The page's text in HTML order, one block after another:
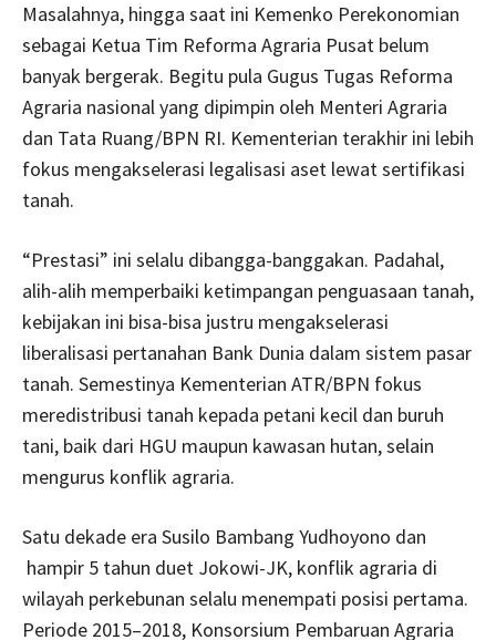
Masalahnya, hingga saat ini Kemenko Perekonomian
sebagai Ketua Tim Reforma Agraria Pusat belum
banyak bergerak. Begitu pula Gugus Tugas Reforma
Agraria nasional yang dipimpin oleh Menteri Agraria
dan Tata Ruang/BPN RI. Kementerian terakhir ini lebih
fokus mengakselerasi legalisasi aset lewat sertifikasi
tanah.
“Prestasi” ini selalu dibangga-banggakan. Padahal,
alih-alih memperbaiki ketimpangan penguasaan tanah,
kebijakan ini bisa-bisa justru mengakselerasi
liberalisasi pertanahan Bank Dunia dalam sistem pasar
tanah. Semestinya Kementerian ATR/BPN fokus
meredistribusi tanah kepada petani kecil dan buruh
tani, baik dari HGU maupun kawasan hutan, selain
mengurus konflik agraria.
Satu dekade era Susilo Bambang Yudhoyono dan
hampir 5 tahun duet Jokowi-JK, konflik agraria di
wilayah perkebunan selalu menempati posisi pertama.
Periode 2015–2018, Konsorsium Pembaruan Agraria